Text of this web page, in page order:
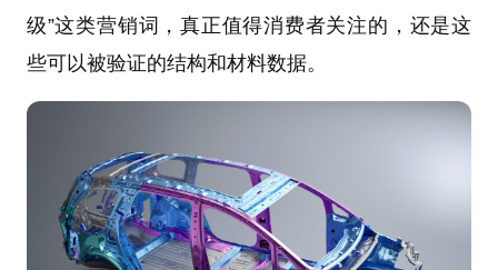
级”这类营销词，真正值得消费者关注的，还是这
些可以被验证的结构和材料数据。